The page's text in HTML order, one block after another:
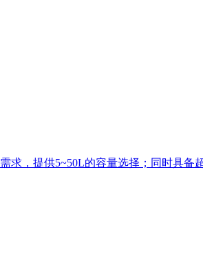
求，提供5~50L的容量选择；同时具